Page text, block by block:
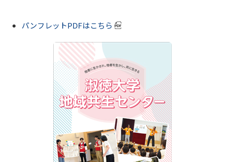
パンフレットPDFはこちら